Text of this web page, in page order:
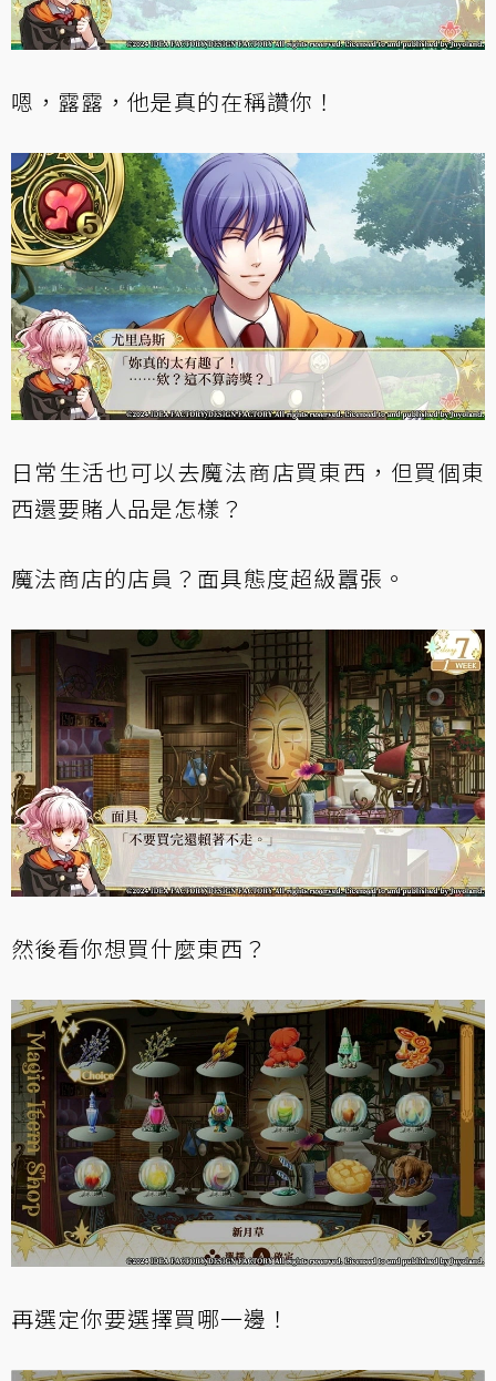
嗯，露露，他是真的在稱讚你！
日常生活也可以去魔法商店買東西，但買個東
西還要賭人品是怎樣？
魔法商店的店員？面具態度超級囂張。
然後看你想買什麼東西？
再選定你要選擇買哪一邊！